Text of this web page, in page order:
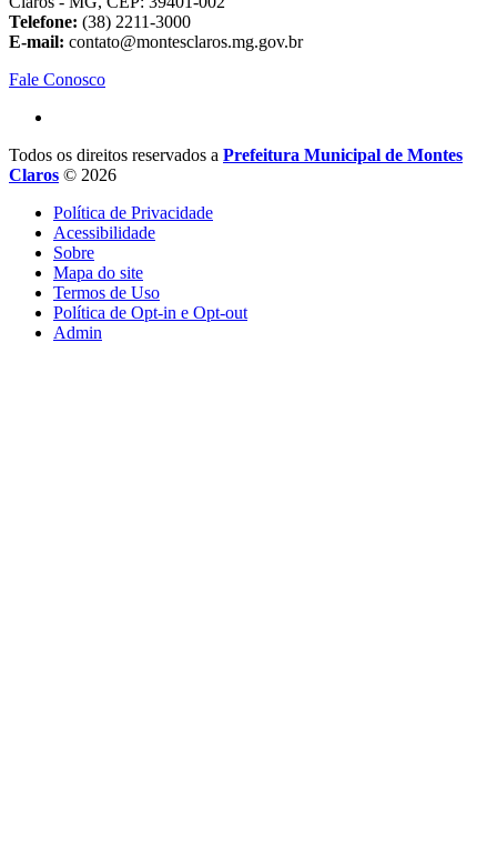
Telefone: (38) 2211-3000
E-mail: contato@montesclaros.mg.gov.br
Fale Conosco
Todos os direitos reservados a Prefeitura Municipal de Montes
Claros © 2026
Política de Privacidade
Acessibilidade
Sobre
Mapa do site
Termos de Uso
Política de Opt-in e Opt-out
Admin